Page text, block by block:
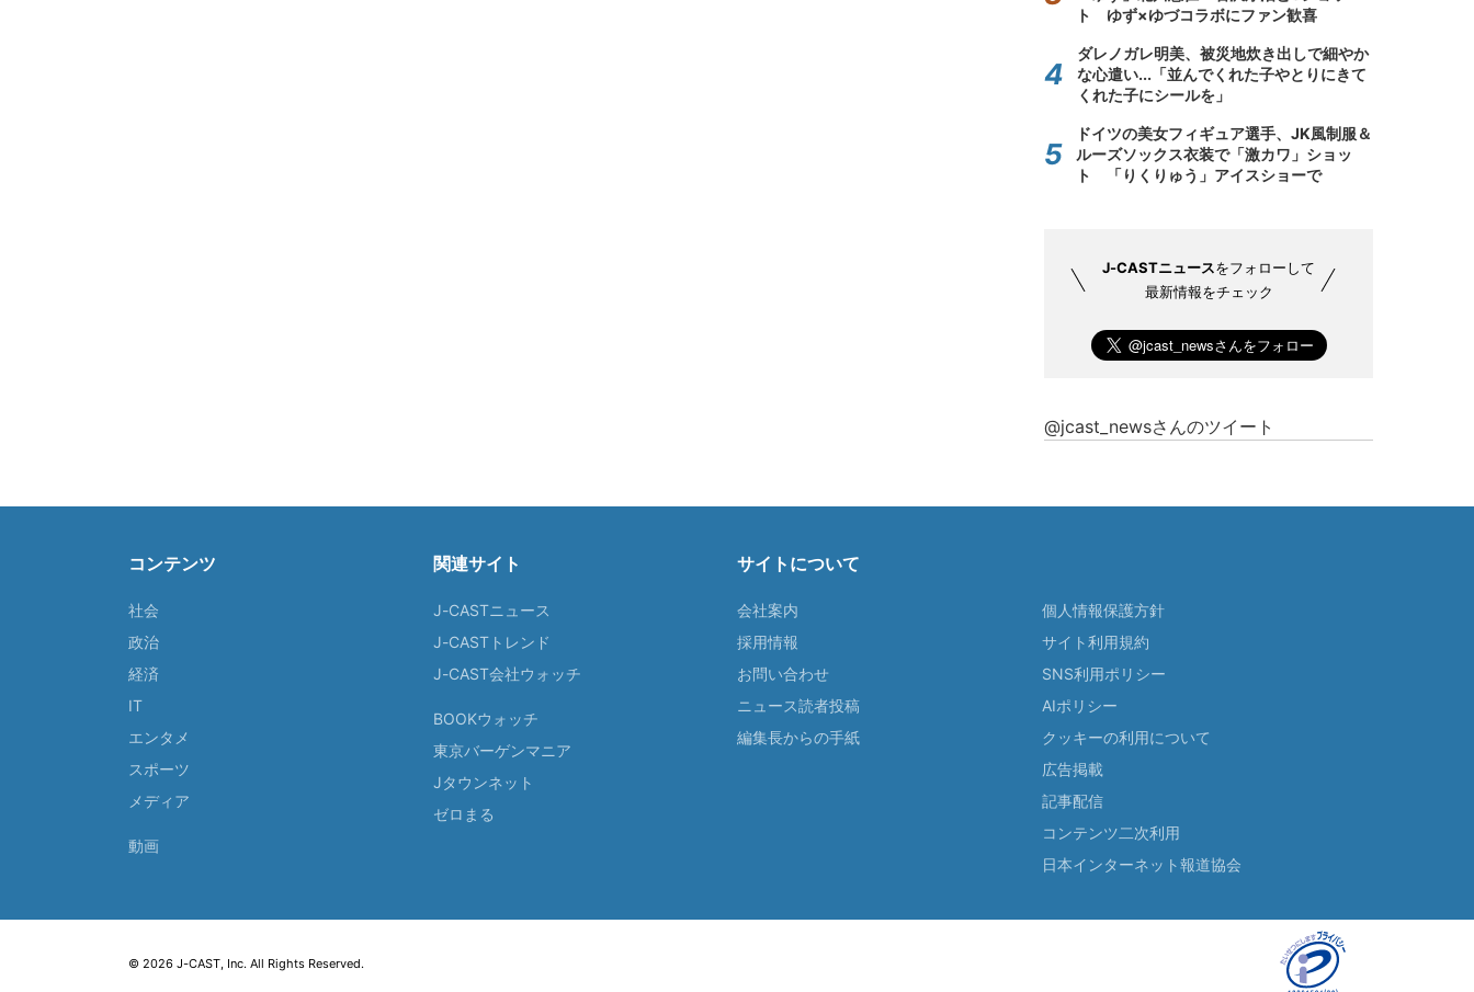
ト ゆず×ゆづコラボにファン歓喜
ダレノガレ明美、被災地炊き出しで細やか
な心遣い...「並んでくれた子やとりにきて
くれた子にシールを」
ドイツの美女フィギュア選手、JK風制服＆
ルーズソックス衣装で「激カワ」ショッ
ト 「りくりゅう」アイスショーで
J-CASTニュースをフォローして
最新情報をチェック
@jcast_newsさんのツイート
コンテンツ
社会
政治
経済
IT
エンタメ
スポーツ
メディア
動画
関連サイト
J-CASTニュース
J-CASTトレンド
J-CAST会社ウォッチ
BOOKウォッチ
東京バーゲンマニア
Jタウンネット
ゼロまる
サイトについて
会社案内
採用情報
お問い合わせ
ニュース読者投稿
編集長からの手紙
個人情報保護方針
サイト利用規約
SNS利用ポリシー
AIポリシー
クッキーの利用について
広告掲載
記事配信
コンテンツ二次利用
日本インターネット報道協会
© 2026 J-CAST, Inc. All Rights Reserved.